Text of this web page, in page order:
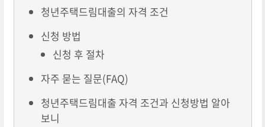
청년주택드림대출의 자격 조건
신청 방법
신청 후 절차
자주 묻는 질문(FAQ)
청년주택드림대출 자격 조건과 신청방법 알아
보니